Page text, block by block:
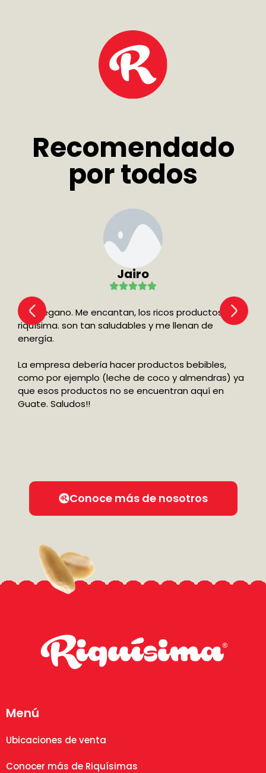
Recomendado
por todos
Jairo
Soy Vegano. Me encantan, los ricos productos de
riquísima. son tan saludables y me llenan de
energía.
La empresa debería hacer productos bebibles,
como por ejemplo (leche de coco y almendras) ya
que esos productos no se encuentran aquí en
Guate. Saludos!!
Conoce más de nosotros
Menú
Ubicaciones de venta
Conocer más de Riquísimas